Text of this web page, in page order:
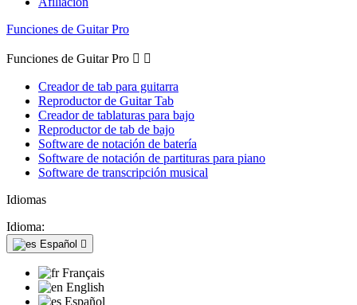
Funciones de Guitar Pro
Funciones de Guitar Pro  
Creador de tab para guitarra
Reproductor de Guitar Tab
Creador de tablaturas para bajo
Reproductor de tab de bajo
Software de notación de batería
Software de notación de partituras para piano
Software de transcripción musical
Idiomas
Idioma:
Español 
Français
English
Español